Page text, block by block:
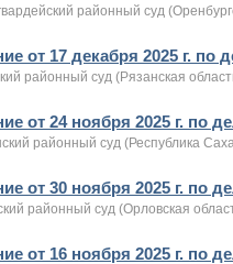
районный суд
от 17 декабря 2025 г. по
районный суд (Рязанская
от 24 ноября 2025 г. по
районный суд (Республика
от 30 ноября 2025 г. по
районный суд (Орловская
от 16 ноября 2025 г. по